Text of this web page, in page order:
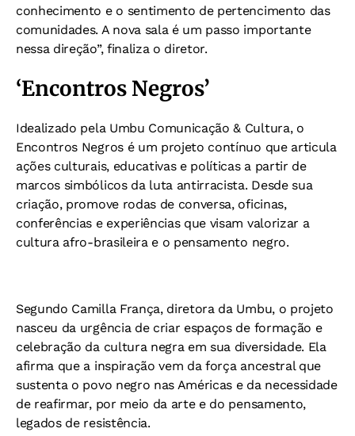
conhecimento e o sentimento de pertencimento das
comunidades. A nova sala é um passo importante
nessa direção”, finaliza o diretor.
‘Encontros Negros’
Idealizado pela Umbu Comunicação & Cultura, o
Encontros Negros é um projeto contínuo que articula
ações culturais, educativas e políticas a partir de
marcos simbólicos da luta antirracista. Desde sua
criação, promove rodas de conversa, oficinas,
conferências e experiências que visam valorizar a
cultura afro-brasileira e o pensamento negro.
Segundo Camilla França, diretora da Umbu, o projeto
nasceu da urgência de criar espaços de formação e
celebração da cultura negra em sua diversidade. Ela
afirma que a inspiração vem da força ancestral que
sustenta o povo negro nas Américas e da necessidade
de reafirmar, por meio da arte e do pensamento,
legados de resistência.